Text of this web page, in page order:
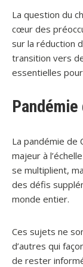
La question du
cœur des
sur la réduction
transition vers
essentielles
Pandémie
La pandémie de
majeur à
se multiplient,
des défis
monde entier.
Ces sujets ne
d’autres qui
de rester